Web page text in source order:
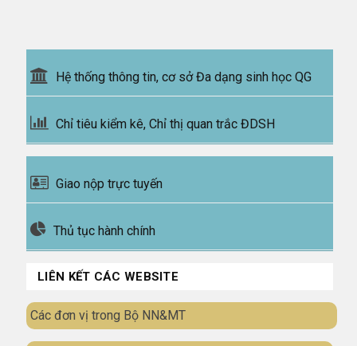
Hệ thống thông tin, cơ sở Đa dạng sinh học QG
Chỉ tiêu kiểm kê, Chỉ thị quan trắc ĐDSH
Giao nộp trực tuyến
Thủ tục hành chính
LIÊN KẾT CÁC WEBSITE
Các đơn vị trong Bộ NN&MT